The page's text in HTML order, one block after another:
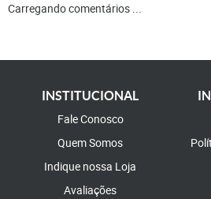
Carregando comentários ...
INSTITUCIONAL
Fale Conosco
Quem Somos
Indique nossa Loja
Avaliações